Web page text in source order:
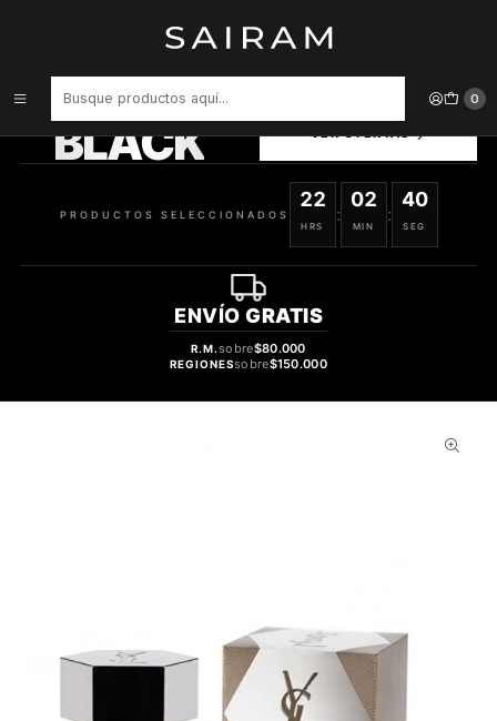
0
Perfume Ysl L Homme Varon Edt 100 ml
BLACK
SELECCIONADOS
PRODUCTOS SELECCIONADOS
22
HRS
:
02
MIN
:
39
SEG
ENVÍO GRATIS
R.M.sobre$80.000
REGIONESsobre$150.000